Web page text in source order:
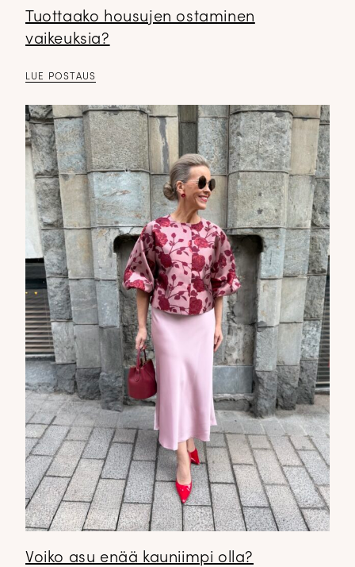
Tuottaako housujen ostaminen
vaikeuksia?
LUE POSTAUS
Voiko asu enää kauniimpi olla?